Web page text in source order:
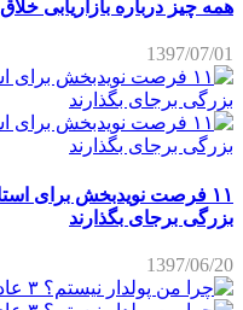
همه چیز درباره بازاریابی خلاق
1397/07/01
۱۱ فرصت نویدبخش برای
بزرگی برجای بگذارند
1397/06/20